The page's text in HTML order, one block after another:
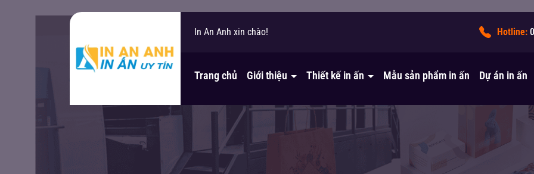
In An Anh xin chào!
Bạn cần hỗ trợ? Hotline:
Trang chủ Giới thiệu Thiết kế in ấn Mẫu sản phẩm in ấn Dự án in ấn